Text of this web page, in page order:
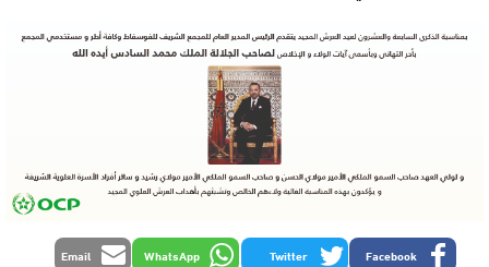
Facebook
Twitter
WhatsApp
Email